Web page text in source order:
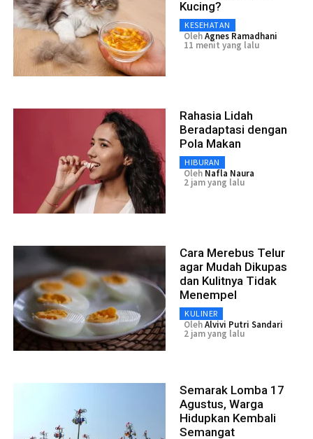
Kucing?
KESEHATAN
OlehAgnes Ramadhani
11 menit yang lalu
Rahasia Lidah
Beradaptasi dengan
Pola Makan
HIBURAN
Oleh Nafla Naura
2 jam yang lalu
Cara Merebus Telur
agar Mudah Dikupas
dan Kulitnya Tidak
Menempel
KULINER
OlehAlvivi Putri Sandari
2 jam yang lalu
Semarak Lomba 17
Agustus, Warga
Hidupkan Kembali
Semangat